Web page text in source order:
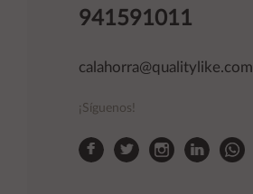
941591011
calahorra@qualitylike.com
¡Síguenos!